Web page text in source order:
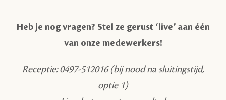
Heb je nog vragen? Stel ze gerust ‘live’ aan één
van onze medewerkers!
Receptie: 0497-512016 (bij nood na sluitingstijd,
optie 1)